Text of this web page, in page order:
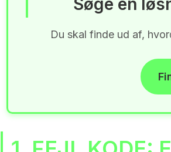
Du skal finde ud af,